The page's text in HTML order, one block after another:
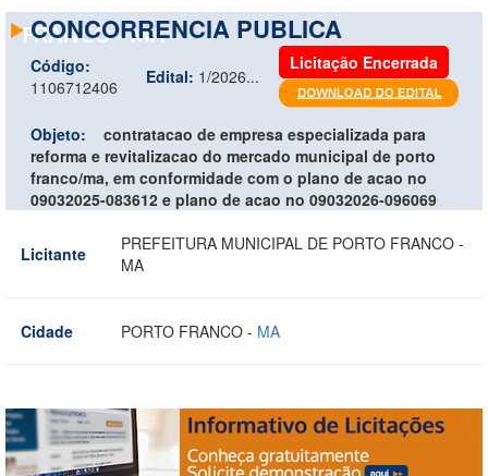
FRANCO - MA
CONCORRENCIA PUBLICA
Código:
1106712406
Edital: 1/2026...
Licitação Encerrada
Objeto:
contratacao de empresa especializada para
reforma e revitalizacao do mercado municipal de porto
franco/ma, em conformidade com o plano de acao no
09032025-083612 e plano de acao no 09032026-096069
Licitante
PREFEITURA MUNICIPAL DE PORTO FRANCO -
MA
Cidade PORTO FRANCO - MA